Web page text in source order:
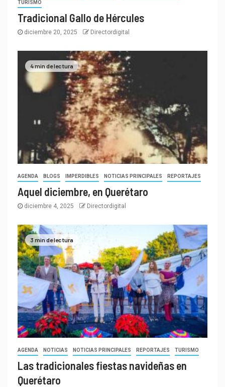
TURISMO
Tradicional Gallo de Hércules
diciembre 20, 2025 Directordigital
4 min de lectura
AGENDA BLOGS IMPERDIBLES NOTICIAS PRINCIPALES REPORTAJES
Aquel diciembre, en Querétaro
diciembre 4, 2025 Directordigital
3 min de lectura
AGENDA NOTICIAS NOTICIAS PRINCIPALES REPORTAJES TURISMO
Las tradicionales fiestas navideñas en
Querétaro